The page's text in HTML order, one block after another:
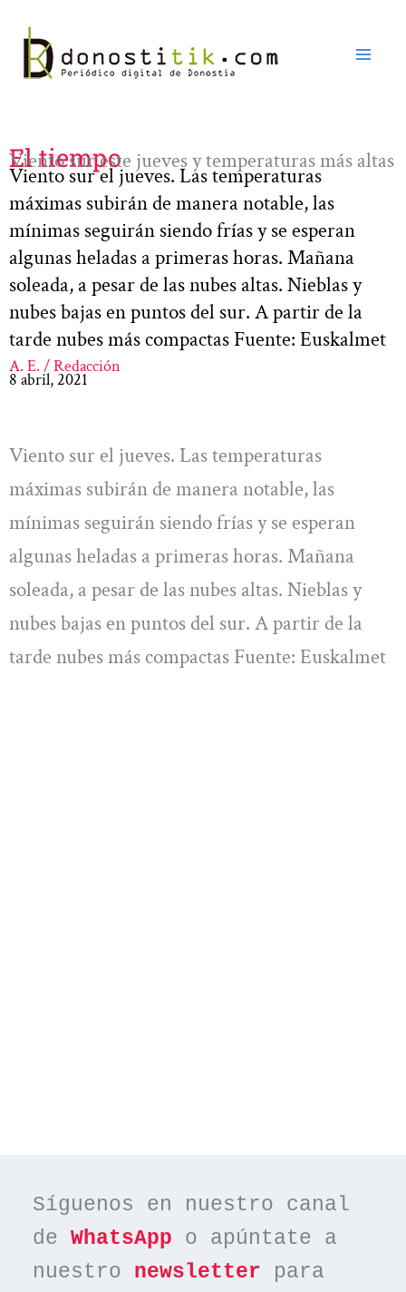
contenido
El tiempo
Viento sur este jueves y temperaturas más altas
Viento sur el jueves. Las temperaturas
máximas subirán de manera notable, las
mínimas seguirán siendo frías y se esperan
algunas heladas a primeras horas. Mañana
soleada, a pesar de las nubes altas. Nieblas y
nubes bajas en puntos del sur. A partir de la
tarde nubes más compactas Fuente: Euskalmet
A. E. / Redacción
8 abril, 2021
Viento sur el jueves. Las temperaturas
máximas subirán de manera notable, las
mínimas seguirán siendo frías y se esperan
algunas heladas a primeras horas. Mañana
soleada, a pesar de las nubes altas. Nieblas y
nubes bajas en puntos del sur. A partir de la
tarde nubes más compactas Fuente: Euskalmet
Síguenos en nuestro canal
de WhatsApp o apúntate a
nuestro newsletter para